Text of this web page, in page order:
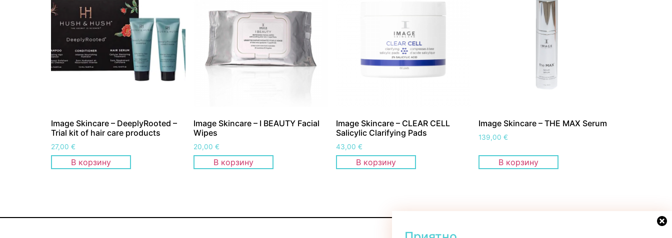
Image Skincare – DeeplyRooted –
Trial kit of hair care products
27,00 €
В корзину
Image Skincare – I BEAUTY Facial
Wipes
20,00 €
В корзину
Image Skincare – CLEAR CELL
Salicylic Clarifying Pads
43,00 €
В корзину
Image Skincare – THE MAX Serum
139,00 €
В корзину